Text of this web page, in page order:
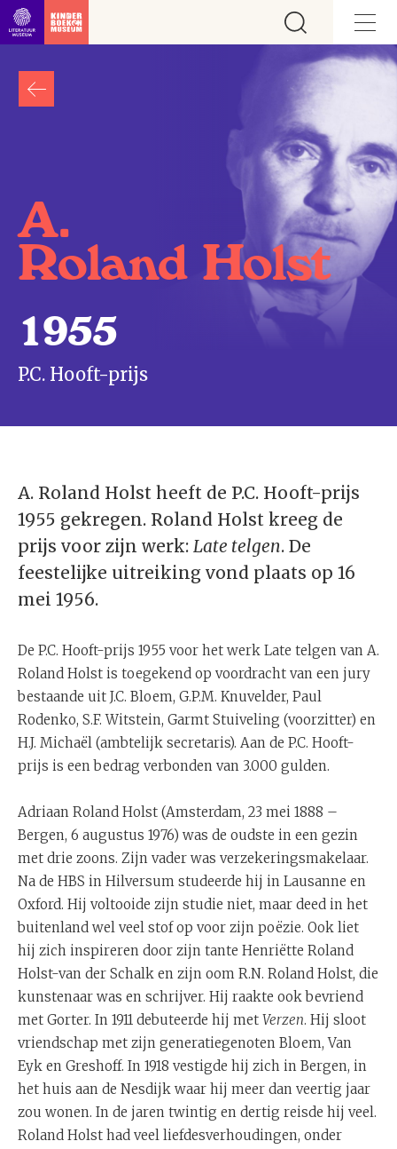
Ga direct naar inhoud
A.
Roland Holst
1955
P.C. Hooft-prijs
A. Roland Holst heeft de P.C. Hooft-prijs
1955 gekregen. Roland Holst kreeg de
prijs voor zijn werk: Late telgen. De
feestelijke uitreiking vond plaats op 16
mei 1956.
De P.C. Hooft-prijs 1955 voor het werk Late telgen van A.
Roland Holst is toegekend op voordracht van een jury
bestaande uit J.C. Bloem, G.P.M. Knuvelder, Paul
Rodenko, S.F. Witstein, Garmt Stuiveling (voorzitter) en
H.J. Michaël (ambtelijk secretaris). Aan de P.C. Hooft-
prijs is een bedrag verbonden van 3.000 gulden.
Adriaan Roland Holst (Amsterdam, 23 mei 1888 –
Bergen, 6 augustus 1976) was de oudste in een gezin
met drie zoons. Zijn vader was verzekeringsmakelaar.
Na de HBS in Hilversum studeerde hij in Lausanne en
Oxford. Hij voltooide zijn studie niet, maar deed in het
buitenland wel veel stof op voor zijn poëzie. Ook liet
hij zich inspireren door zijn tante Henriëtte Roland
Holst-van der Schalk en zijn oom R.N. Roland Holst, die
kunstenaar was en schrijver. Hij raakte ook bevriend
met Gorter. In 1911 debuteerde hij met Verzen. Hij sloot
vriendschap met zijn generatiegenoten Bloem, Van
Eyk en Greshoff. In 1918 vestigde hij zich in Bergen, in
het huis aan de Nesdijk waar hij meer dan veertig jaar
zou wonen. In de jaren twintig en dertig reisde hij veel.
Roland Holst had veel liefdesverhoudingen, onder